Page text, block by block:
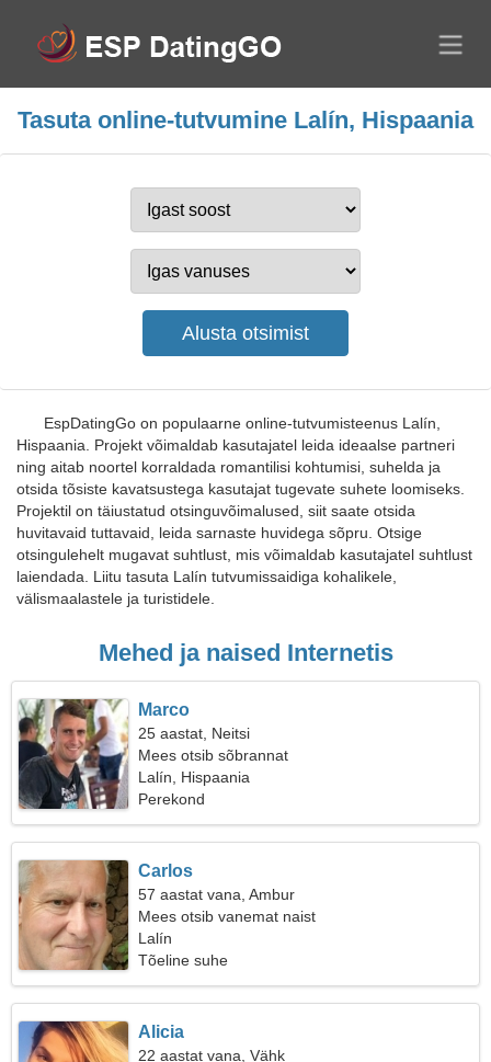
Tasuta online-tutvumine Lalín, Hispaania
EspDatingGo on populaarne online-tutvumisteenus Lalín,
Hispaania. Projekt võimaldab kasutajatel leida ideaalse partneri
ning aitab noortel korraldada romantilisi kohtumisi, suhelda ja
otsida tõsiste kavatsustega kasutajat tugevate suhete loomiseks.
Projektil on täiustatud otsinguvõimalused, siit saate otsida
huvitavaid tuttavaid, leida sarnaste huvidega sõpru. Otsige
otsingulehelt mugavat suhtlust, mis võimaldab kasutajatel suhtlust
laiendada. Liitu tasuta Lalín tutvumissaidiga kohalikele,
välismaalastele ja turistidele.
Mehed ja naised Internetis
Marco
25 aastat, Neitsi
Mees otsib sõbrannat
Lalín, Hispaania
Perekond
Carlos
57 aastat vana, Ambur
Mees otsib vanemat naist
Lalín
Tõeline suhe
Alicia
22 aastat vana, Vähk